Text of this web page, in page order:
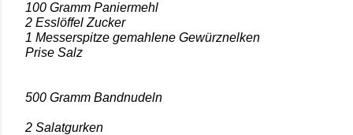
100 Gramm Paniermehl
2 Esslöffel Zucker
1 Messerspitze gemahlene Gewürznelken
Prise Salz
500 Gramm Bandnudeln
2 Salatgurken